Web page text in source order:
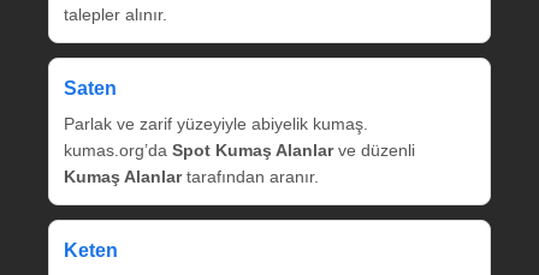
talepler alınır.
Saten
Parlak ve zarif yüzeyiyle abiyelik kumaş.
kumas.org’da Spot Kumaş Alanlarve düzenli
Kumaş Alanlartarafından aranır.
Keten